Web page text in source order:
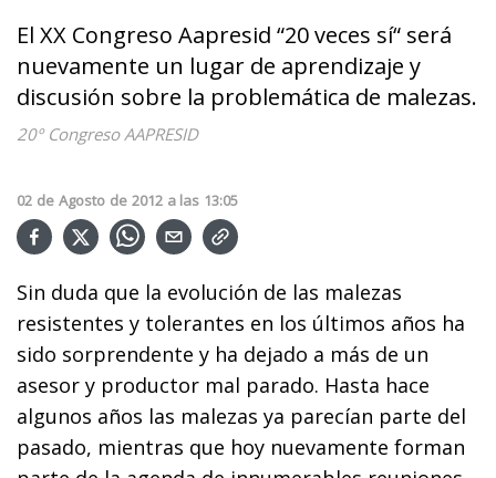
El XX Congreso Aapresid “20 veces sí“ será
nuevamente un lugar de aprendizaje y
discusión sobre la problemática de malezas.
20º Congreso AAPRESID
02 de Agosto de 2012 a las 13:05
Sin duda que la evolución de las malezas
resistentes y tolerantes en los últimos años ha
sido sorprendente y ha dejado a más de un
asesor y productor mal parado. Hasta hace
algunos años las malezas ya parecían parte del
pasado, mientras que hoy nuevamente forman